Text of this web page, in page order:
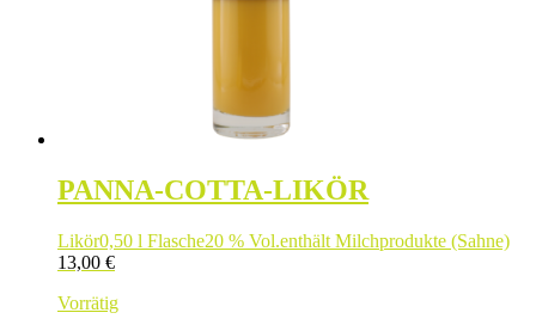
PANNA-COTTA-LIKÖR
Likör0,50 l Flasche20 % Vol.enthält Milchprodukte (Sahne)
13,00 €
Vorrätig